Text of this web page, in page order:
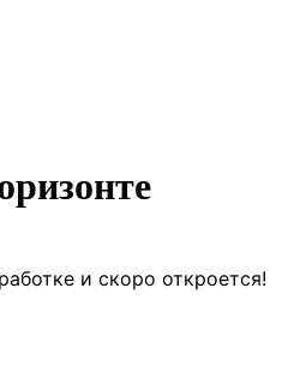
и скоро откроется!